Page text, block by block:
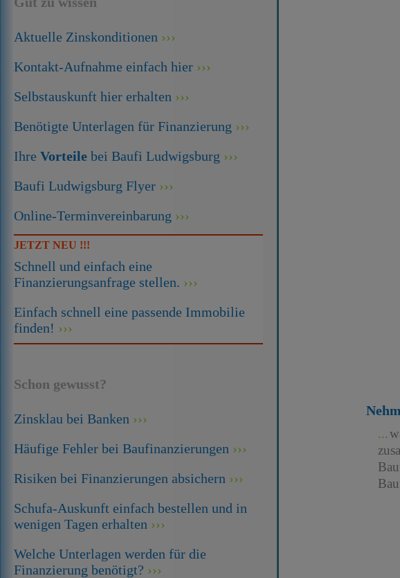
Aktuelle Zinskonditionen
Kontakt-Aufnahme einfach hier
Selbstauskunft hier erhalten
Benötigte Unterlagen für Finanzierung
Ihre Vorteile bei Baufi Ludwigsburg
Baufi Ludwigsburg Flyer
Online-Terminvereinbarung
JETZT NEU !!!
Schnell und einfach eine
Finanzierungsanfrage stellen.
Einfach schnell eine passende Immobilie
finden!
Schon gewusst?
Zinsklau bei Banken
Häufige Fehler bei Baufinanzierungen
Risiken bei Finanzierungen absichern
Schufa-Auskunft einfach bestellen und in
wenigen Tagen erhalten
Welche Unterlagen werden für die
Finanzierung benötigt?